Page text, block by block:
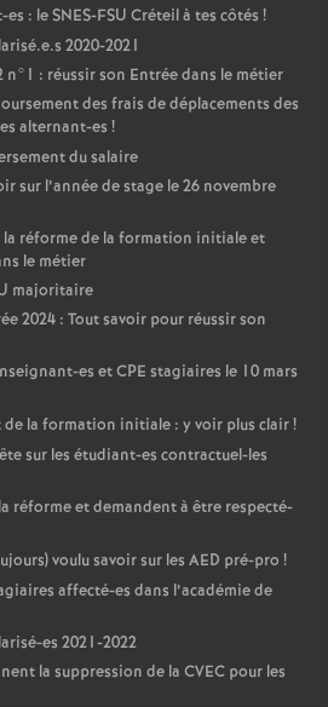
es : leSNES-FSU Créteil à tes côtés !
2020-2021
: réussir son Entrée dans le métier
des frais de déplacements des
alternant-es !
du salaire
sur l’année de stage le 26 novembre
la réforme de la formation initiale et
le métier
majoritaire
2024 : Tout savoir pour réussir son
es etCPE stagiaires le 10 mars
de la formation initiale : y voir plus clair!
sur les étudiant-es contractuel-les
réforme et demandent à être respecté-
voulu savoir sur les AED pré-pro !
affecté-es dans l’académie de
es 2021-2022
la suppression de la CVEC pour les